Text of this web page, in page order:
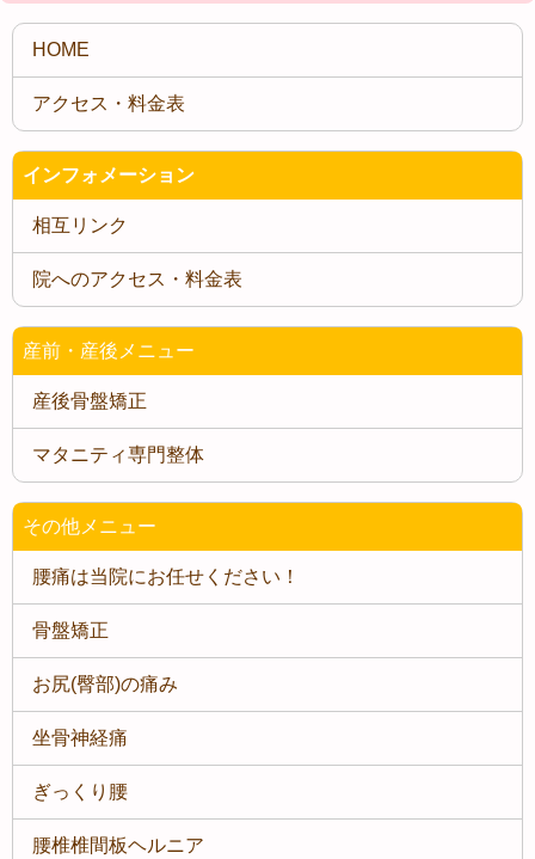
インフォメーション
相互リンク
院へのアクセス・料金表
産前・産後メニュー
産後骨盤矯正
マタニティ専門整体
その他メニュー
腰痛は当院にお任せください！
骨盤矯正
お尻(臀部)の痛み
坐骨神経痛
ぎっくり腰
腰椎椎間板ヘルニア